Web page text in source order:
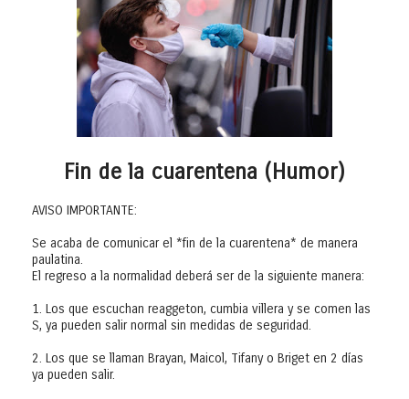
Fin de la cuarentena (Humor)
AVISO IMPORTANTE:
Se acaba de comunicar el *fin de la cuarentena* de manera
paulatina.
El regreso a la normalidad deberá ser de la siguiente manera:
1. Los que escuchan reaggeton, cumbia villera y se comen las
S, ya pueden salir normal sin medidas de seguridad.
2. Los que se llaman Brayan, Maicol, Tifany o Briget en 2 días
ya pueden salir.